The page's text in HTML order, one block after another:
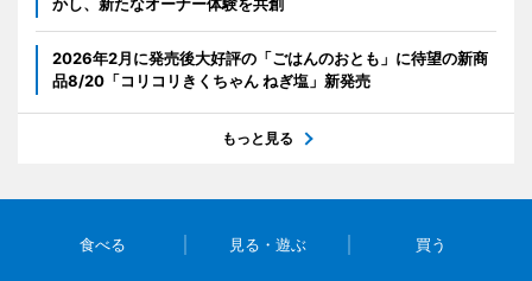
2026年2月に発売後大好評の「ごはんのおとも」に待望の新商
品8/20「コリコリきくちゃん ねぎ塩」新発売
もっと見る
食べる 見る・遊ぶ 買う